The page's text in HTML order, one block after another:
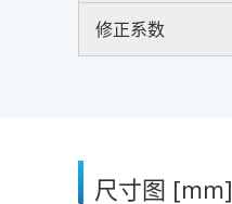
修正系数
尺寸图 [mm]